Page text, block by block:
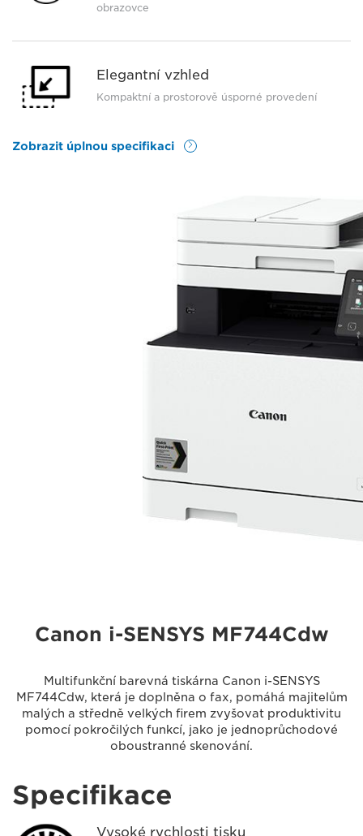
obrazovce
Elegantní vzhled
Kompaktní a prostorově úsporné provedení
Zobrazit úplnou specifikaci
Canon i-SENSYS MF744Cdw
Multifunkční barevná tiskárna Canon i-SENSYS
MF744Cdw, která je doplněna o fax, pomáhá majitelům
malých a středně velkých firem zvyšovat produktivitu
pomocí pokročilých funkcí, jako je jednoprůchodové
oboustranné skenování.
Specifikace
Vysoké rychlosti tisku